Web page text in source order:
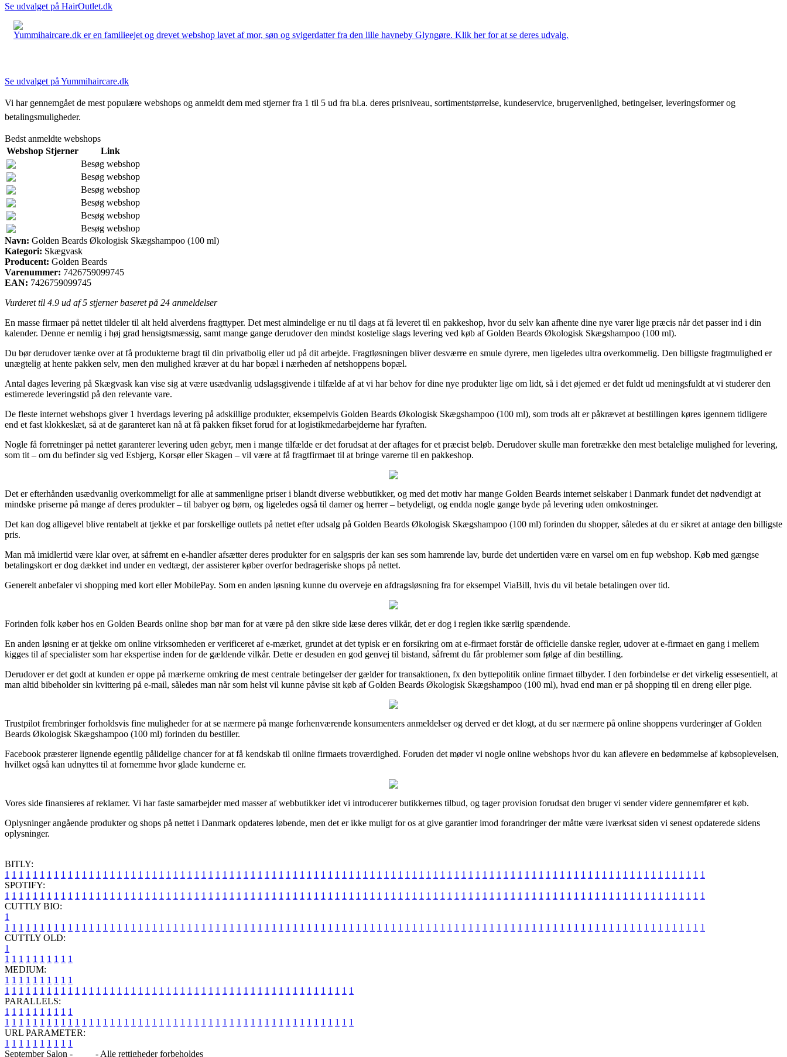
Se udvalget på HairOutlet.dk
Yummihaircare.dk er en familieejet og drevet webshop lavet af mor, søn og svigerdatter fra den lille havneby Glyngøre. Klik her for at se deres udvalg.
Se udvalget på Yummihaircare.dk
Vi har gennemgået de mest populære webshops og anmeldt dem med stjerner fra 1 til 5 ud fra bl.a. deres prisniveau, sortimentstørrelse, kundeservice, brugervenlighed, betingelser, leveringsformer og
betalingsmuligheder.
Bedst anmeldte webshops
Webshop Stjerner
Link
Besøg webshop
Besøg webshop
Besøg webshop
Besøg webshop
Besøg webshop
Besøg webshop
Navn: Golden Beards Økologisk Skægshampoo (100 ml)
Kategori: Skægvask
Producent: Golden Beards
Varenummer: 7426759099745
EAN: 7426759099745
Vurderet til 4.9 ud af 5 stjerner baseret på 24 anmeldelser
En masse firmaer på nettet tildeler til alt held alverdens fragttyper. Det mest almindelige er nu til dags at få leveret til en pakkeshop, hvor du selv kan afhente dine nye varer lige præcis når det passer ind i din
kalender. Denne er nemlig i høj grad hensigtsmæssig, samt mange gange derudover den mindst kostelige slags levering ved køb af Golden Beards Økologisk Skægshampoo (100 ml).
Du bør derudover tænke over at få produkterne bragt til din privatbolig eller ud på dit arbejde. Fragtløsningen bliver desværre en smule dyrere, men ligeledes ultra overkommelig. Den billigste fragtmulighed er
unægtelig at hente pakken selv, men den mulighed kræver at du har bopæl i nærheden af netshoppens bopæl.
Antal dages levering på Skægvask kan vise sig at være usædvanlig udslagsgivende i tilfælde af at vi har behov for dine nye produkter lige om lidt, så i det øjemed er det fuldt ud meningsfuldt at vi studerer den
estimerede leveringstid på den relevante vare.
De fleste internet webshops giver 1 hverdags levering på adskillige produkter, eksempelvis Golden Beards Økologisk Skægshampoo (100 ml), som trods alt er påkrævet at bestillingen køres igennem tidligere
end et fast klokkeslæt, så at de garanteret kan nå at få pakken fikset forud for at logistikmedarbejderne har fyraften.
Nogle få forretninger på nettet garanterer levering uden gebyr, men i mange tilfælde er det forudsat at der aftages for et præcist beløb. Derudover skulle man foretrække den mest betalelige mulighed for levering,
som tit – om du befinder sig ved Esbjerg, Korsør eller Skagen – vil være at få fragtfirmaet til at bringe varerne til en pakkeshop.
Det er efterhånden usædvanlig overkommeligt for alle at sammenligne priser i blandt diverse webbutikker, og med det motiv har mange Golden Beards internet selskaber i Danmark fundet det nødvendigt at
mindske priserne på mange af deres produkter – til babyer og børn, og ligeledes også til damer og herrer – betydeligt, og endda nogle gange byde på levering uden omkostninger.
Det kan dog alligevel blive rentabelt at tjekke et par forskellige outlets på nettet efter udsalg på Golden Beards Økologisk Skægshampoo (100 ml) forinden du shopper, således at du er sikret at antage den billigste
pris.
Man må imidlertid være klar over, at såfremt en e-handler afsætter deres produkter for en salgspris der kan ses som hamrende lav, burde det undertiden være en varsel om en fup webshop. Køb med gængse
betalingskort er dog dækket ind under en vedtægt, der assisterer køber overfor bedrageriske shops på nettet.
Generelt anbefaler vi shopping med kort eller MobilePay. Som en anden løsning kunne du overveje en afdragsløsning fra for eksempel ViaBill, hvis du vil betale betalingen over tid.
Forinden folk køber hos en Golden Beards online shop bør man for at være på den sikre side læse deres vilkår, det er dog i reglen ikke særlig spændende.
En anden løsning er at tjekke om online virksomheden er verificeret af e-mærket, grundet at det typisk er en forsikring om at e-firmaet forstår de officielle danske regler, udover at e-firmaet en gang i mellem
kigges til af specialister som har ekspertise inden for de gældende vilkår. Dette er desuden en god genvej til bistand, såfremt du får problemer som følge af din bestilling.
Derudover er det godt at kunden er oppe på mærkerne omkring de mest centrale betingelser der gælder for transaktionen, fx den byttepolitik online firmaet tilbyder. I den forbindelse er det virkelig essesentielt, at
man altid bibeholder sin kvittering på e-mail, således man når som helst vil kunne påvise sit køb af Golden Beards Økologisk Skægshampoo (100 ml), hvad end man er på shopping til en dreng eller pige.
Trustpilot frembringer forholdsvis fine muligheder for at se nærmere på mange forhenværende konsumenters anmeldelser og derved er det klogt, at du ser nærmere på online shoppens vurderinger af Golden
Beards Økologisk Skægshampoo (100 ml) forinden du bestiller.
Facebook præsterer lignende egentlig pålidelige chancer for at få kendskab til online firmaets troværdighed. Foruden det møder vi nogle online webshops hvor du kan aflevere en bedømmelse af købsoplevelsen,
hvilket også kan udnyttes til at fornemme hvor glade kunderne er.
Vores side finansieres af reklamer. Vi har faste samarbejder med masser af webbutikker idet vi introducerer butikkernes tilbud, og tager provision forudsat den bruger vi sender videre gennemfører et køb.
Oplysninger angående produkter og shops på nettet i Danmark opdateres løbende, men det er ikke muligt for os at give garantier imod forandringer der måtte være iværksat siden vi senest opdaterede sidens
oplysninger.
BITLY:
1 1 1 1 1 1 1 1 1 1 1 1 1 1 1 1 1 1 1 1 1 1 1 1 1 1 1 1 1 1 1 1 1 1 1 1 1 1 1 1 1 1 1 1 1 1 1 1 1 1 1 1 1 1 1 1 1 1 1 1 1 1 1 1 1 1 1 1 1 1 1 1 1 1 1 1 1 1 1 1 1 1 1 1 1 1 1 1 1 1 1 1 1 1 1 1 1 1 1 1
SPOTIFY:
1 1 1 1 1 1 1 1 1 1 1 1 1 1 1 1 1 1 1 1 1 1 1 1 1 1 1 1 1 1 1 1 1 1 1 1 1 1 1 1 1 1 1 1 1 1 1 1 1 1 1 1 1 1 1 1 1 1 1 1 1 1 1 1 1 1 1 1 1 1 1 1 1 1 1 1 1 1 1 1 1 1 1 1 1 1 1 1 1 1 1 1 1 1 1 1 1 1 1 1
CUTTLY BIO:
1
1 1 1 1 1 1 1 1 1 1 1 1 1 1 1 1 1 1 1 1 1 1 1 1 1 1 1 1 1 1 1 1 1 1 1 1 1 1 1 1 1 1 1 1 1 1 1 1 1 1 1 1 1 1 1 1 1 1 1 1 1 1 1 1 1 1 1 1 1 1 1 1 1 1 1 1 1 1 1 1 1 1 1 1 1 1 1 1 1 1 1 1 1 1 1 1 1 1 1 1
CUTTLY OLD:
1
1 1 1 1 1 1 1 1 1 1
MEDIUM:
1 1 1 1 1 1 1 1 1 1
1 1 1 1 1 1 1 1 1 1 1 1 1 1 1 1 1 1 1 1 1 1 1 1 1 1 1 1 1 1 1 1 1 1 1 1 1 1 1 1 1 1 1 1 1 1 1 1 1 1
PARALLELS:
1 1 1 1 1 1 1 1 1 1
1 1 1 1 1 1 1 1 1 1 1 1 1 1 1 1 1 1 1 1 1 1 1 1 1 1 1 1 1 1 1 1 1 1 1 1 1 1 1 1 1 1 1 1 1 1 1 1 1 1
URL PARAMETER:
1 1 1 1 1 1 1 1 1 1
September Salon -
- Alle rettigheder forbeholdes